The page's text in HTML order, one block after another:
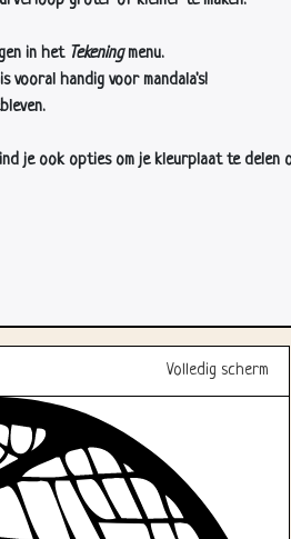
in het Tekeningmenu.
vooral handig voor mandala's!
je ook opties om je kleurplaat te delen
Volledig scherm